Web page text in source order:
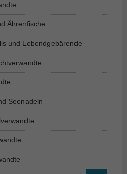
Ährenfische
und Lebendgebärende
Seenadeln